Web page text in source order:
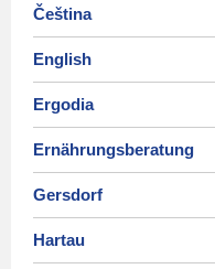
Čeština
English
Ergodia
Ernährungsberatung
Gersdorf
Hartau